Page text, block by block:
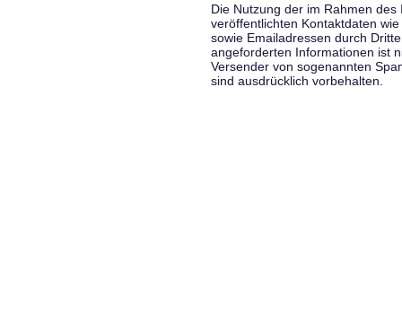
Die Nutzung der im Rahmen
veröffentlichten Kontaktdaten
sowie Emailadressen durch
angeforderten Informationen ist
Versender von sogenannten
sind ausdrücklich vorbehalten.